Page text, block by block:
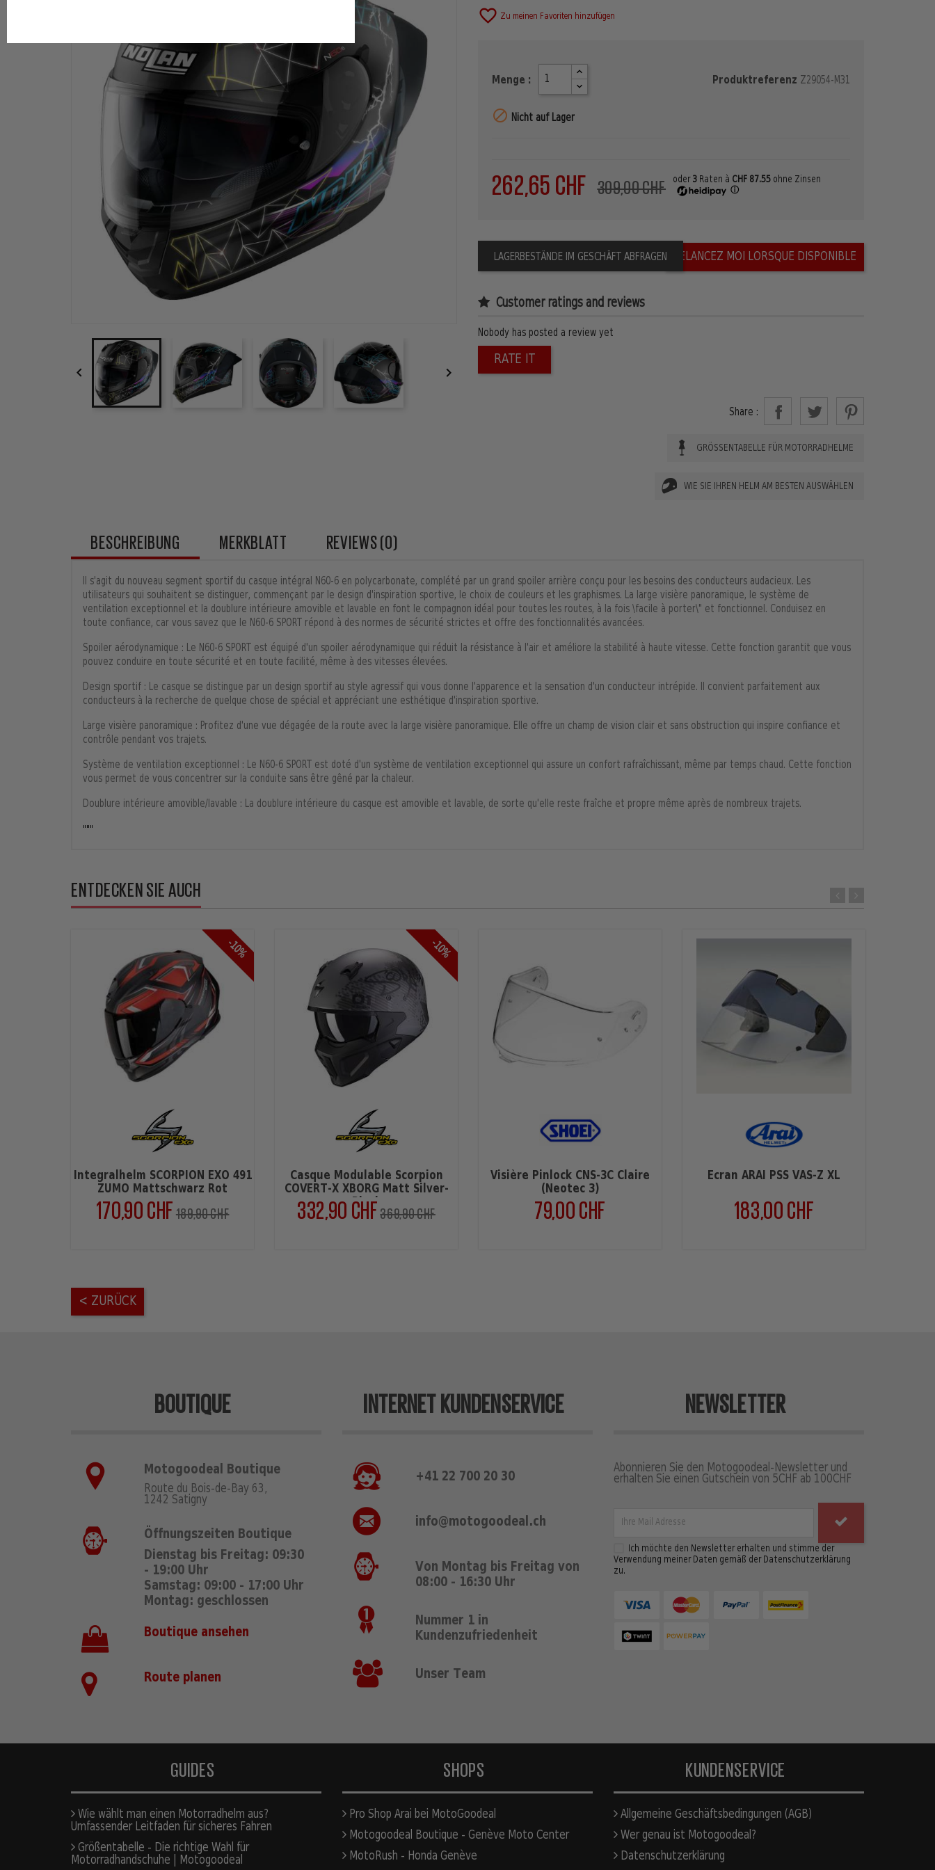
 
favorite_border Zu meinen Favoriten hinzufügen
Produktreferenz Z29054-M31
Menge :
RELANCEZ MOI LORSQUE DISPONIBLE
 Nicht auf Lager
262,65 CHF 309,00 CHF oder 3 Raten à CHF 87.55 ohne Zinsen
ⓘ
LAGERBESTÄNDE IM GESCHÄFT ABFRAGEN
Customer ratings and reviews
Nobody has posted a review yet
RATE IT
Share :
GRÖSSENTABELLE FÜR MOTORRADHELME
WIE SIE IHREN HELM AM BESTEN AUSWÄHLEN
BESCHREIBUNG MERKBLATT REVIEWS (0)
Il s'agit du nouveau segment sportif du casque intégral N60-6 en polycarbonate, complété par un grand spoiler arrière conçu pour les besoins des conducteurs audacieux. Les
utilisateurs qui souhaitent se distinguer, commençant par le design d'inspiration sportive, le choix de couleurs et les graphismes. La large visière panoramique, le système de
ventilation exceptionnel et la doublure intérieure amovible et lavable en font le compagnon idéal pour toutes les routes, à la fois \facile à porter\" et fonctionnel. Conduisez en
toute confiance, car vous savez que le N60-6 SPORT répond à des normes de sécurité strictes et offre des fonctionnalités avancées.
Spoiler aérodynamique : Le N60-6 SPORT est équipé d'un spoiler aérodynamique qui réduit la résistance à l'air et améliore la stabilité à haute vitesse. Cette fonction garantit que vous
pouvez conduire en toute sécurité et en toute facilité, même à des vitesses élevées.
Design sportif : Le casque se distingue par un design sportif au style agressif qui vous donne l'apparence et la sensation d'un conducteur intrépide. Il convient parfaitement aux
conducteurs à la recherche de quelque chose de spécial et appréciant une esthétique d'inspiration sportive.
Large visière panoramique : Profitez d'une vue dégagée de la route avec la large visière panoramique. Elle offre un champ de vision clair et sans obstruction qui inspire confiance et
contrôle pendant vos trajets.
Système de ventilation exceptionnel : Le N60-6 SPORT est doté d'un système de ventilation exceptionnel qui assure un confort rafraîchissant, même par temps chaud. Cette fonction
vous permet de vous concentrer sur la conduite sans être gêné par la chaleur.
Doublure intérieure amovible/lavable : La doublure intérieure du casque est amovible et lavable, de sorte qu'elle reste fraîche et propre même après de nombreux trajets.
"""
ENTDECKEN SIE AUCH
Integralhelm SCORPION EXO 491
ZUMO Mattschwarz Rot
170,90 CHF Verkaufspreis
189,90 CHFPreis
-10%
Casque Modulable Scorpion
COVERT-X XBORG Matt Silver-
Black
332,90 CHF Verkaufspreis
369,90 CHFPreis
-10%
Visière Pinlock CNS-3C Claire
(Neotec 3)
79,00 CHF
Écran ARAI PSS VAS-Z XL
183,00 CHF
< ZURÜCK
BOUTIQUE
Motogoodeal Boutique
Route du Bois-de-Bay 63,
1242 Satigny
Öffnungszeiten Boutique
Dienstag bis Freitag: 09:30
- 19:00 Uhr
Samstag: 09:00 - 17:00 Uhr
Montag: geschlossen
Boutique ansehen
Route planen
INTERNET KUNDENSERVICE
+41 22 700 20 30
info@motogoodeal.ch
Von Montag bis Freitag von
08:00 - 16:30 Uhr
Nummer 1 in
Kundenzufriedenheit
Unser Team
NEWSLETTER
Abonnieren Sie den Motogoodeal-Newsletter und
erhalten Sie einen Gutschein von 5CHF ab 100CHF
Ich möchte den Newsletter erhalten und stimme der
Verwendung meiner Daten gemäß der Datenschutzerklärung
zu.
GUIDES
Wie wählt man einen Motorradhelm aus?
Umfassender Leitfaden für sicheres Fahren
Größentabelle - Die richtige Wahl für
Motorradhandschuhe | Motogoodeal
SHOPS
Pro Shop Arai bei MotoGoodeal
Motogoodeal Boutique - Genève Moto Center
MotoRush - Honda Genève
KUNDENSERVICE
Allgemeine Geschäftsbedingungen (AGB)
Wer genau ist Motogoodeal?
Datenschutzerklärung